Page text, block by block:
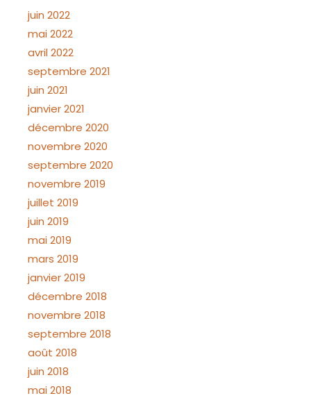
juin 2022
mai 2022
avril 2022
septembre 2021
juin 2021
janvier 2021
décembre 2020
novembre 2020
septembre 2020
novembre 2019
juillet 2019
juin 2019
mai 2019
mars 2019
janvier 2019
décembre 2018
novembre 2018
septembre 2018
août 2018
juin 2018
mai 2018